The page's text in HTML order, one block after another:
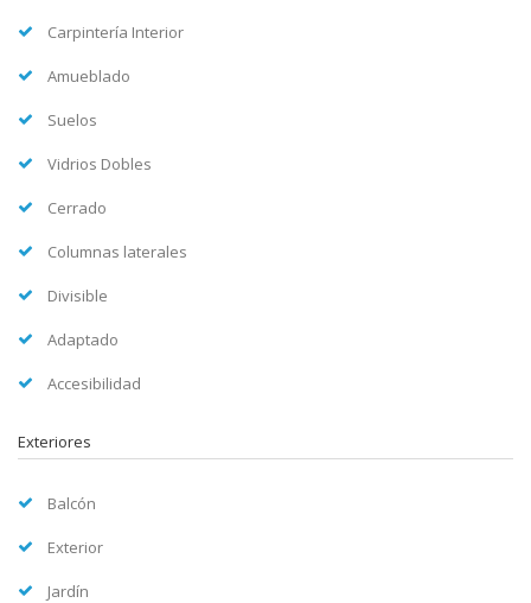
Carpintería Interior
Amueblado
Suelos
Vidrios Dobles
Cerrado
Columnas laterales
Divisible
Adaptado
Accesibilidad
Exteriores
Balcón
Exterior
Jardín